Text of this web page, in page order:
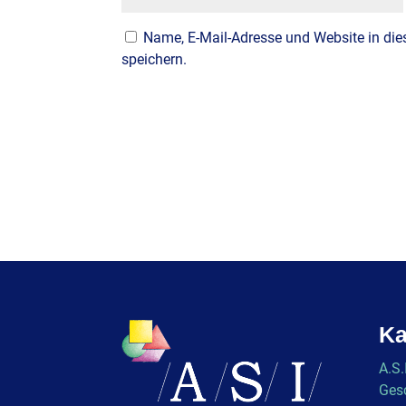
Name, E-Mail-Adresse und Website in
speichern.